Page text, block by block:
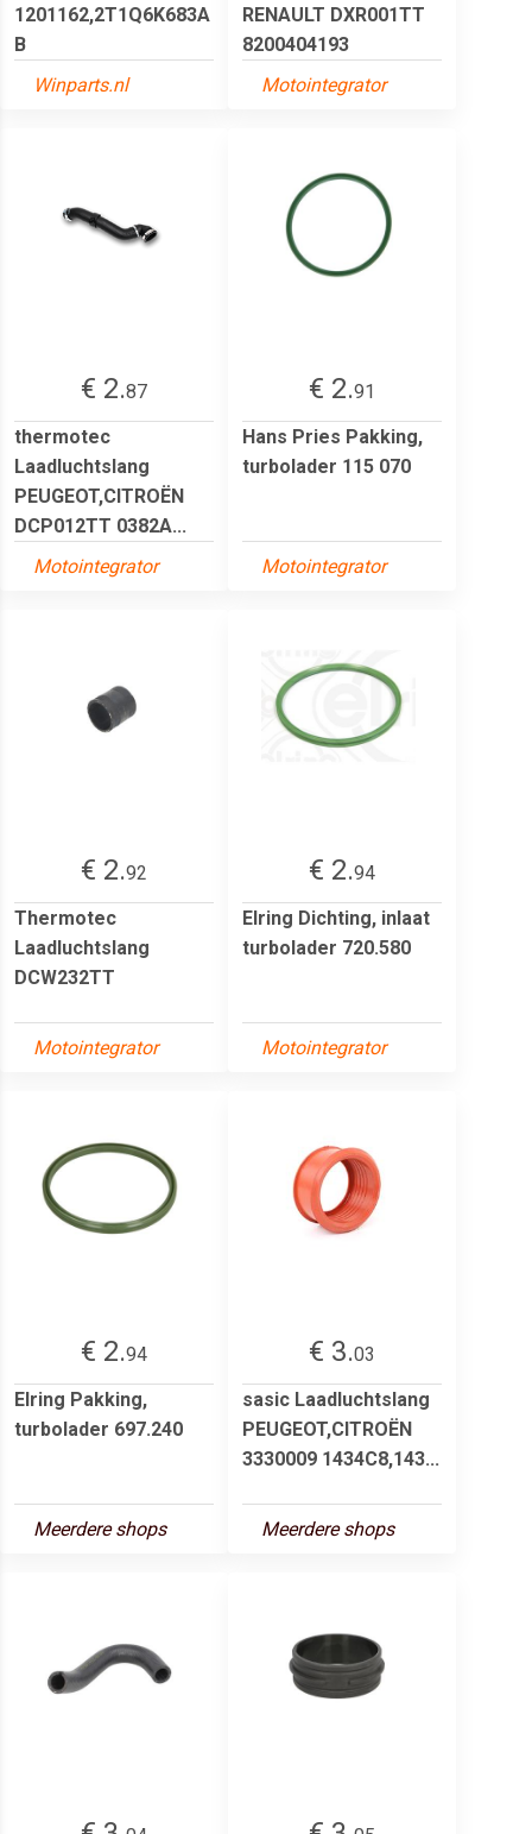
1201162,2T1Q6K683A
B
Winparts.nl
RENAULT DXR001TT
8200404193
Motointegrator
€ 2.87
thermotec
Laadluchtslang
PEUGEOT,CITROËN
DCP012TT 0382A...
Motointegrator
€ 2.91
Hans Pries Pakking,
turbolader 115 070
Motointegrator
€ 2.92
Thermotec
Laadluchtslang
DCW232TT
Motointegrator
€ 2.94
Elring Dichting, inlaat
turbolader 720.580
Motointegrator
€ 2.94
Elring Pakking,
turbolader 697.240
Meerdere shops
€ 3.03
sasic Laadluchtslang
PEUGEOT,CITROËN
3330009 1434C8,143...
Meerdere shops